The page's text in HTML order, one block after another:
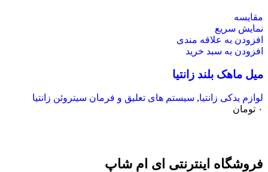
مقايسه
نمایش سریع
افزودن به علاقه مندی
افزودن به سبد خرید
میل ماهک بلند زانتیا
لوازم یدکی زانتیا, سیستم های تعلیق و فرمان سیتروئن زانتیا
۰ تومان
فروشگاه اینترنتی ای ام شاپ